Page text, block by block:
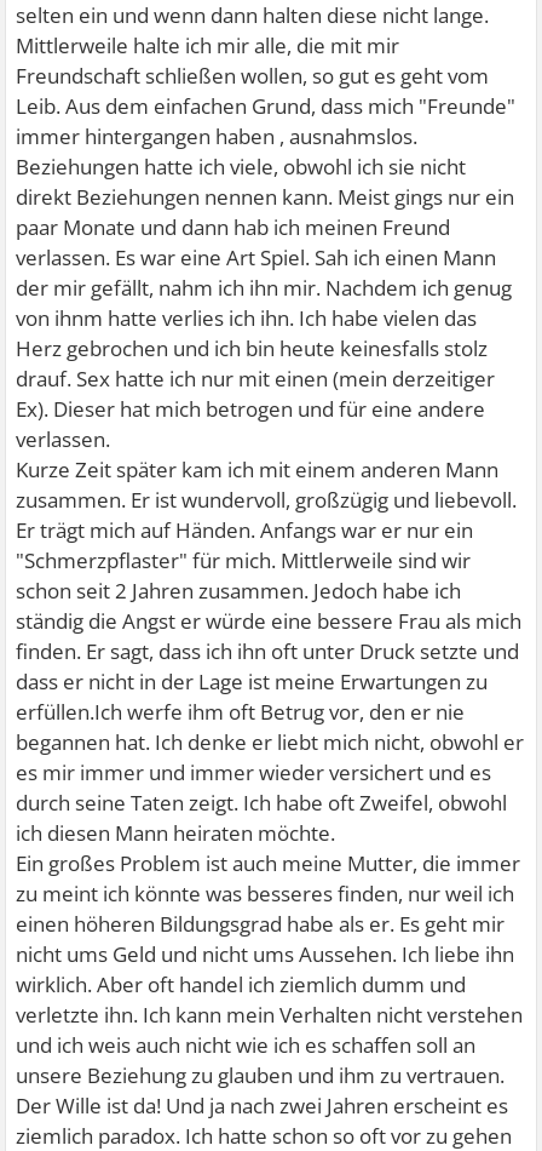
selten ein und wenn dann halten diese nicht lange.
Mittlerweile halte ich mir alle, die mit mir
Freundschaft schließen wollen, so gut es geht vom
Leib. Aus dem einfachen Grund, dass mich "Freunde"
immer hintergangen haben , ausnahmslos.
Beziehungen hatte ich viele, obwohl ich sie nicht
direkt Beziehungen nennen kann. Meist gings nur ein
paar Monate und dann hab ich meinen Freund
verlassen. Es war eine Art Spiel. Sah ich einen Mann
der mir gefällt, nahm ich ihn mir. Nachdem ich genug
von ihnm hatte verlies ich ihn. Ich habe vielen das
Herz gebrochen und ich bin heute keinesfalls stolz
drauf. Sex hatte ich nur mit einen (mein derzeitiger
Ex). Dieser hat mich betrogen und für eine andere
verlassen.
Kurze Zeit später kam ich mit einem anderen Mann
zusammen. Er ist wundervoll, großzügig und liebevoll.
Er trägt mich auf Händen. Anfangs war er nur ein
"Schmerzpflaster" für mich. Mittlerweile sind wir
schon seit 2 Jahren zusammen. Jedoch habe ich
ständig die Angst er würde eine bessere Frau als mich
finden. Er sagt, dass ich ihn oft unter Druck setzte und
dass er nicht in der Lage ist meine Erwartungen zu
erfüllen.Ich werfe ihm oft Betrug vor, den er nie
begannen hat. Ich denke er liebt mich nicht, obwohl er
es mir immer und immer wieder versichert und es
durch seine Taten zeigt. Ich habe oft Zweifel, obwohl
ich diesen Mann heiraten möchte.
Ein großes Problem ist auch meine Mutter, die immer
zu meint ich könnte was besseres finden, nur weil ich
einen höheren Bildungsgrad habe als er. Es geht mir
nicht ums Geld und nicht ums Aussehen. Ich liebe ihn
wirklich. Aber oft handel ich ziemlich dumm und
verletzte ihn. Ich kann mein Verhalten nicht verstehen
und ich weis auch nicht wie ich es schaffen soll an
unsere Beziehung zu glauben und ihm zu vertrauen.
Der Wille ist da! Und ja nach zwei Jahren erscheint es
ziemlich paradox. Ich hatte schon so oft vor zu gehen